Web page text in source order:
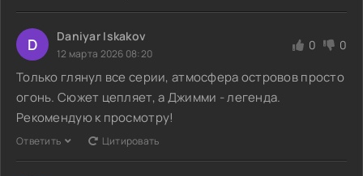
D Daniyar Iskakov
12 марта 2026 08:20
0 0
Только глянул все серии, атмосфера островов просто
огонь. Сюжет цепляет, а Джимми - легенда.
Рекомендую к просмотру!
Ответить Цитировать